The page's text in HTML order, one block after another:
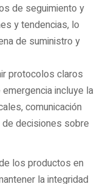
de seguimiento y
y tendencias, lo
de suministro y
protocolos claros
incluye la
comunicación
decisiones sobre
los productos en
la integridad